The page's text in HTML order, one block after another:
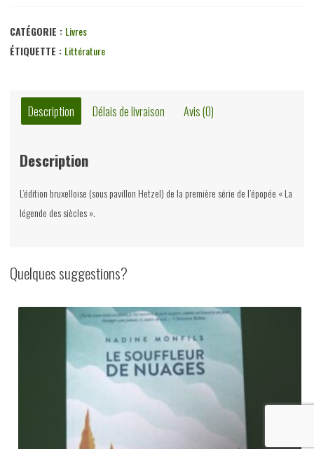
légende
des
Iere
série
"Les
petites
épopées"
Hugo,
Meline,
CATÉGORIE : Livres
ÉTIQUETTE : Littérature
Description Délais de livraison Avis (0)
Description
L’édition bruxelloise (sous pavillon Hetzel) de la première série de l’épopée « La
légende des siècles ».
Quelques suggestions?